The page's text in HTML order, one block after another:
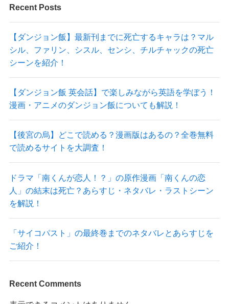
Recent Posts
【ダンジョン飯】最新刊までに死亡するキャラは？マル
シル、ファリン、シスル、センシ、チルチャックの死亡
シーンを紹介！
【ダンジョン飯 英会話】で楽しみながら英語を学ぼう！
漫画・アニメのダンジョン飯についても解説！
【後宮の烏】どこで読める？漫画版はあるの？全巻無料
で読めるサイトを大調査！
ドラマ「南くんが恋人！？」の原作漫画「南くんの恋
人」の結末は死亡？あらすじ・ネタバレ・ラストシーン
を解説！
「サイコパスト」の最終巻までのネタバレとあらすじを
ご紹介！
Recent Comments